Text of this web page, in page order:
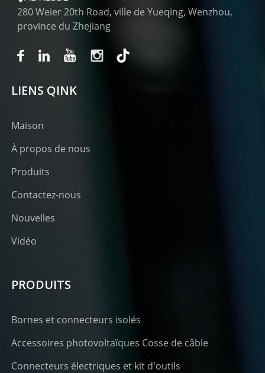
280 Weier 20th Road, ville de Yueqing, Wenzhou,
province du Zhejiang
LIENS QINK
Maison
À propos de nous
Produits
Contactez-nous
Nouvelles
Vidéo
PRODUITS
Bornes et connecteurs isolés
Accessoires photovoltaïques Cosse de câble
Connecteurs électriques et kit d'outils